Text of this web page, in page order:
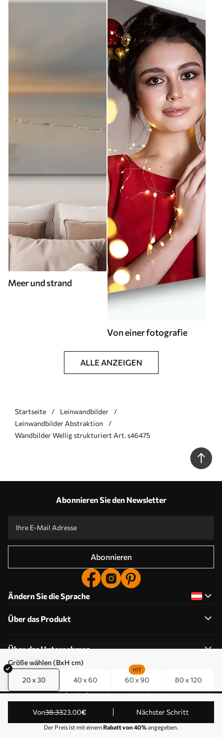
Größe wählen (BxH cm)
20 x 30 40 x 60 60 x 90
HIT
80 x 120
von38.3323.00€ Nächster Schritt
Der Preis ist mit einemRabatt von 40%angegeben.
Meer und strand
Von einer fotografie
ALLE ANZEIGEN
Startseite
Leinwandbilder
Leinwandbilder Abstraktion
Wandbilder Wellig strukturiert Art. s46475
Abonnieren Sie den Newsletter
Abonnieren
Ändern Sie die Sprache
Über das Produkt
Über das Unternehmen
Cookie-Berechtigungen bearbeiten
© 2011-2026 Uwalls . Alle Rechte vorbehalten. Betrieben
von KLW Sp. z o.o. VAT ID: PL9223057591.